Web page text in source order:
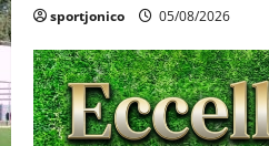
sportjonico 05/08/2026